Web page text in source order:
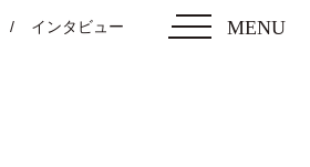
インタビュー MENU